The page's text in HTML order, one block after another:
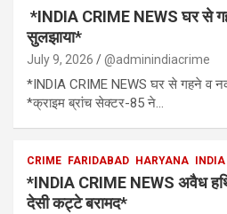
*INDIA CRIME NEWS घर से
सुलझाया*
July 9, 2026 @adminindiacrime
*INDIA CRIME NEWS घर से गहने व
*क्राइम ब्रांच सेक्टर-85 ने…
CRIME FARIDABAD HARYANA INDIA
*INDIA CRIME NEWS अवैध
देसी कट्टे बरामद*